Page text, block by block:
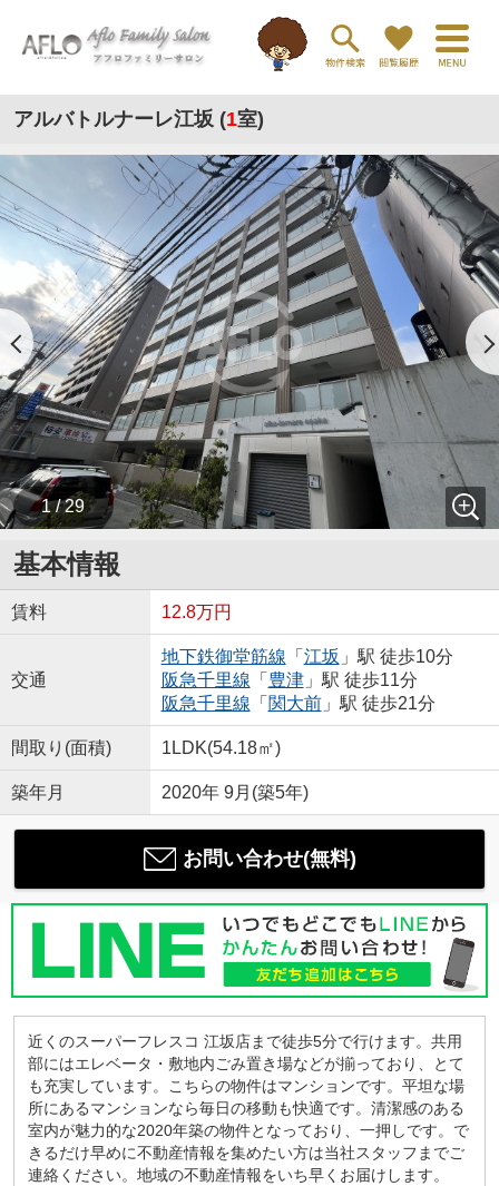
アルバトルナーレ江坂 (1室)
1 / 29
基本情報
賃料 12.8万円
交通
地下鉄御堂筋線 「 江坂 」駅 徒歩10分
阪急千里線 「 豊津」駅 徒歩11分
阪急千里線 「 関大前」駅 徒歩21分
間取り(面積) 1LDK(54.18㎡)
築年月 2020年 9月(築5年)
お問い合わせ(無料)
近くのスーパーフレスコ 江坂店まで徒歩5分で行けます。共用
部にはエレベータ・敷地内ごみ置き場などが揃っており、とて
も充実しています。こちらの物件はマンションです。平坦な場
所にあるマンションなら毎日の移動も快適です。清潔感のある
室内が魅力的な2020年築の物件となっており、一押しです。で
きるだけ早めに不動産情報を集めたい方は当社スタッフまでご
連絡ください。地域の不動産情報をいち早くお届けします。